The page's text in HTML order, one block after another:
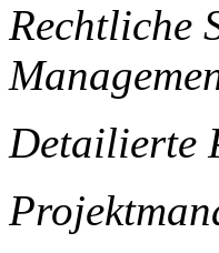
Rechtliche
Detailierte